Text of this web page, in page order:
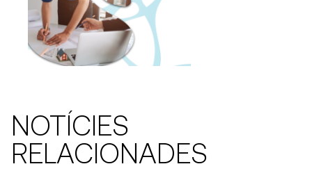
NOTÍCIES
RELACIONADES